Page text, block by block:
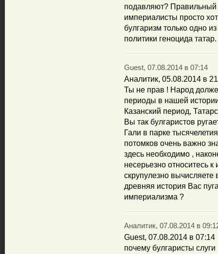
подавляют? Правильный
империалисты просто
булгаризм только одно
политики геноцида татар.
Guest, 07.08.2014 в 07:14
Аналитик, 05.08.2014 в
Ты не прав ! Народ
периоды в нашей
Казанский период,
Вы так булгаристов
Гали в парке
потомков очень важно
здесь необходимо ,
несерьезно относитесь
скрупулезно
древняя история Вас
империализма ?
Аналитик, 07.08.2014 в
Guest, 07.08.2014 в 07:14
почему булгаристы